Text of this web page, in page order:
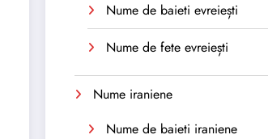
Nume de baieti evreiești
Nume de fete evreiești
Nume iraniene
Nume de baieti iraniene